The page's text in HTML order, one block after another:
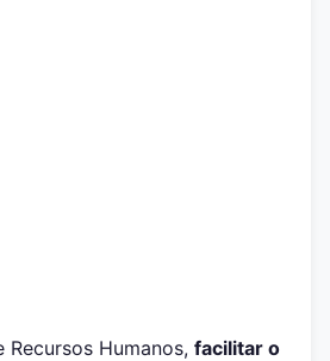
Humanos, facilitar o